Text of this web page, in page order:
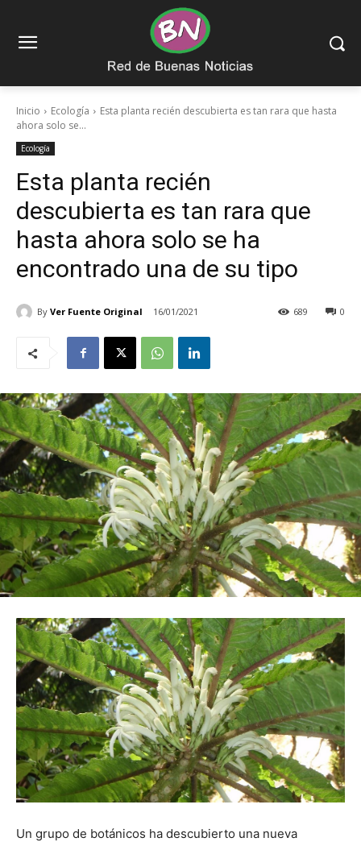
Inicio Ecología
Esta planta recién descubierta es tan rara que hasta
ahora solo se...
Ecología
Esta planta recién
descubierta es tan rara que
hasta ahora solo se ha
encontrado una de su tipo
By Ver Fuente Original 16/01/2021 0
689
Un grupo de botánicos ha descubierto una nueva